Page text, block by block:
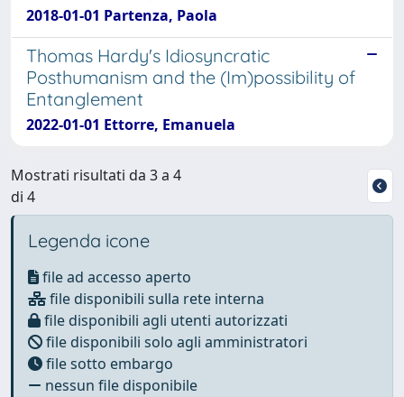
2018-01-01 Partenza, Paola
Thomas Hardy's Idiosyncratic
Posthumanism and the (Im)possibility of
Entanglement
2022-01-01 Ettorre, Emanuela
Mostrati risultati da 3 a 4
di 4
Legenda icone
file ad accesso aperto
file disponibili sulla rete interna
file disponibili agli utenti autorizzati
file disponibili solo agli amministratori
file sotto embargo
nessun file disponibile